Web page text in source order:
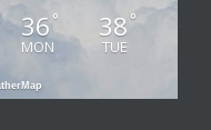
36 °
MON
38 °
TUE